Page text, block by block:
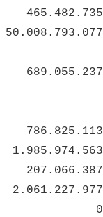
465.482.735
50.008.793.077
689.055.237
786.825.113
1.985.974.563
207.066.387
2.061.227.977
0